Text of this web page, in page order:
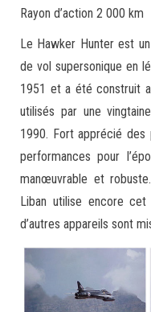
Rayon d’action 2 000 km
Le Hawker Hunter est
de vol supersonique en
1951 et a été construit
utilisés par une
1990. Fort apprécié des
performances pour
manœuvrable et
Liban utilise encore cet
d’autres appareils sont